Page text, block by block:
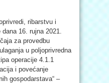
ribarstvu i
16. rujna 2021.
za provedbu
u poljoprivredna
operacije 4.1.1
i povećanje
gospodarstava“ –